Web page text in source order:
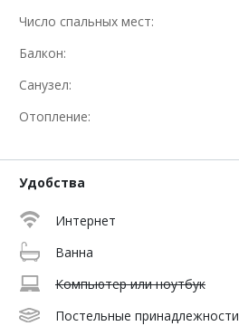
Число спальных мест:
Балкон:
Санузел:
Отопление:
Удобства
Интернет
Ванна
Компьютер или ноутбук
Постельные принадлежности